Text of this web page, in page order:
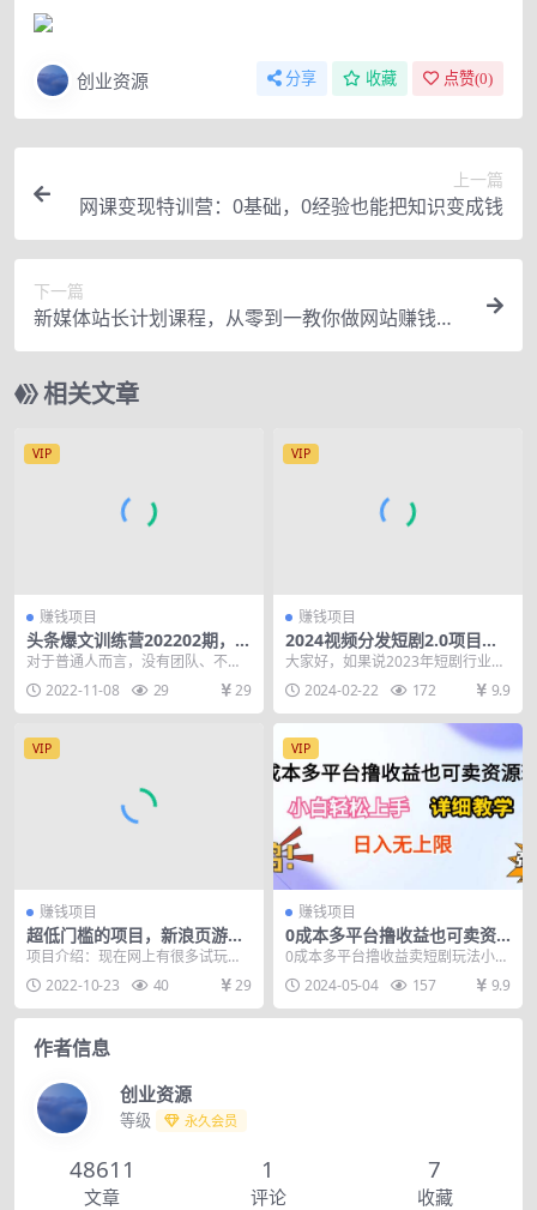
创业资源 分享 收藏 点赞(0)
上一篇
网课变现特训营：0基础，0经验也能把知识变成钱
下一篇
新媒体站长计划课程，从零到一教你做网站赚钱，
不容错过
相关文章
VIP
赚钱项目
头条爆文训练营202202期，不
断产出优质的爆款内容
对于普通人而言，没有团队、不懂
运营、没有资金，要想人生逆风翻
盘，最好的方式，就是...
2022-11-08 29 29
VIP
赚钱项目
2024视频分发短剧2.0项目拆
解实操教学，零粉零门槛可矩
阵分裂推广管道收益
大家好，如果说2023年短剧行业的
风口是在抖音，而2024短剧的风口
则是在视频号...
2024-02-22 172 9.9
VIP
赚钱项目
超低门槛的项目，新浪页游助
手一天搞点零花钱
项目介绍：现在网上有很多试玩游
戏赚钱的平台，比如什么游戏达到
了多少等级，达到了多...
2022-10-23 40 29
VIP
赚钱项目
0成本多平台撸收益也可卖资
源玩法，小白轻松上手。详细
0成本多平台撸收益卖短剧玩法小白
也可轻松上手，保姆级教学上限收
益不封顶、完全根据...
2024-05-04 157 9.9
作者信息
创业资源
等级 永久会员
48611
文章
1
评论
7
收藏